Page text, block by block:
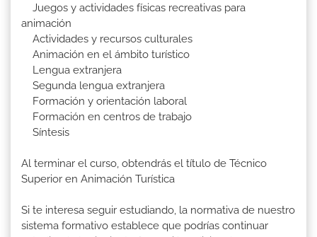
Juegos y actividades físicas recreativas para
animación
Actividades y recursos culturales
Animación en el ámbito turístico
Lengua extranjera
Segunda lengua extranjera
Formación y orientación laboral
Formación en centros de trabajo
Síntesis
Al terminar el curso, obtendrás el título de Técnico
Superior en Animación Turística
Si te interesa seguir estudiando, la normativa de nuestro
sistema formativo establece que podrías continuar